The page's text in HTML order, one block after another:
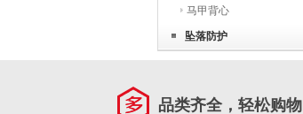
马甲背心
坠落防护
品类齐全，轻松购物